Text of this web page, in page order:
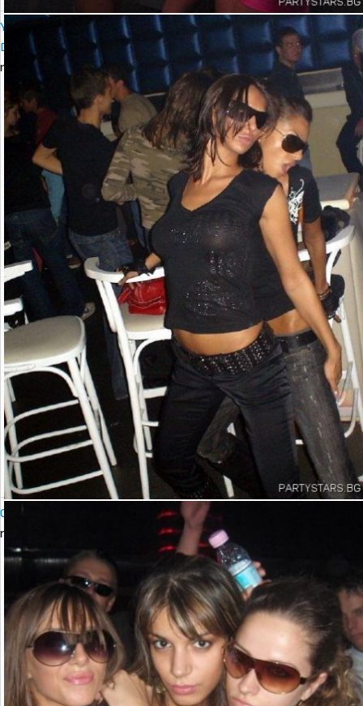
YALTA Club & Global Underground presents GU10 Year party with
DAVE SEAMAN (UK)
петък, 10 ноември 2006 23:00
Club BIJU Presents DJ Vesselin
петък, 20 октомври 2006 23:00